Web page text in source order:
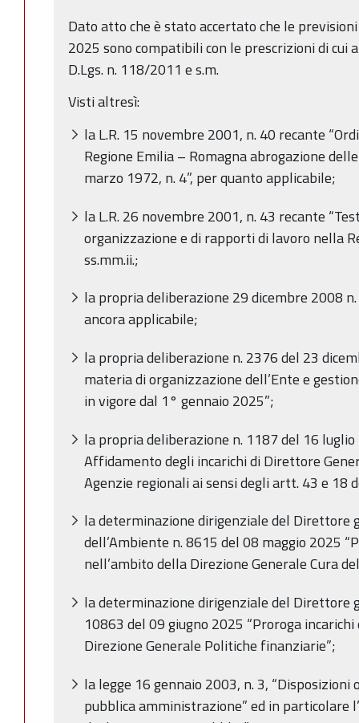
Dato atto che è stato accertato che le
2025 sono compatibili con le prescrizioni di cui
D.Lgs. n. 118/2011 e s.m.
Visti altresì:
la L.R. 15 novembre 2001, n. 40 recante
Regione Emilia – Romagna abrogazione
marzo 1972, n. 4”, per quanto applicabile;
la L.R. 26 novembre 2001, n. 43 recante
organizzazione e di rapporti di lavoro nella
ss.mm.ii.;
la propria deliberazione 29 dicembre 2008
ancora applicabile;
la propria deliberazione n. 2376 del 23
materia di organizzazione dell’Ente e
in vigore dal 1° gennaio 2025”;
la propria deliberazione n. 1187 del 16
Affidamento degli incarichi di Direttore
Agenzie regionali ai sensi degli artt. 43 e 18
la determinazione dirigenziale del Direttore
dell’Ambiente n. 8615 del 08 maggio 2025
nell’ambito della Direzione Generale Cura
la determinazione dirigenziale del Direttore
10863 del 09 giugno 2025 “Proroga
Direzione Generale Politiche finanziarie”;
la legge 16 gennaio 2003, n. 3,
pubblica amministrazione” ed in particolare